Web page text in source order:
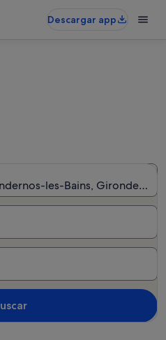
Descargar app
les-Bains, Gironde